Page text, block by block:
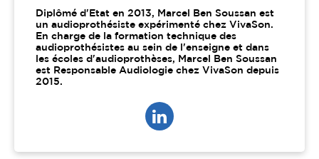
Diplômé d'Etat en 2013, Marcel Ben Soussan est
un audioprothésiste expérimenté chez VivaSon.
En charge de la formation technique des
audioprothésistes au sein de l'enseigne et dans
les écoles d'audioprothèses, Marcel Ben Soussan
est Responsable Audiologie chez VivaSon depuis
2015.